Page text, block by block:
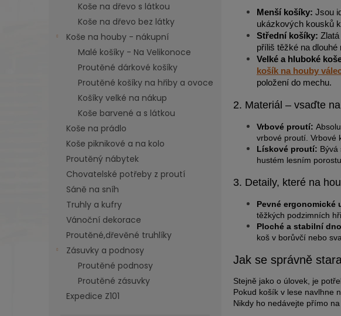
Koše na dřevo s látkou
Koše na dřevo bez látky
Koše na houby - nákupní
Malé košíky - Na Velikonoce
Proutěné dárkové košíky
Proutěné košíky na hřiby a ovoce
Košíky velké na nákup
Koše barvené a s látkou
Koše na prádlo
Koše piknikové a na kolo
Proutěný nábytek
Chovatelské potřeby z proutí
Sáně na sníh
Truhly a kufry
Vánoční dekorace
Proutěné,dřevěné truhlíky
Zásuvky a podnosy
Proutěné podnosy
Proutěné zásuvky
Expedice Z101
Menší košíky: Jsou
ukázkových kousků
Střední košíky:
příliš těžké na dlouhé
Velké a hluboké
košík na houby
položení do mechu.
2. Materiál – vsaďte
Vrbové proutí:
vrbové proutí. Vrbové
Lískové proutí: Bývá
hustém lesním
3. Detaily, které na
Pevné ergonomické
těžkých podzimních
Ploché a stabilní
koš v borůvčí nebo
Jak se správně
Stejně jako o úlovek, je
Pokud košík v lese navlhne
Nikdy ho nedávejte přímo